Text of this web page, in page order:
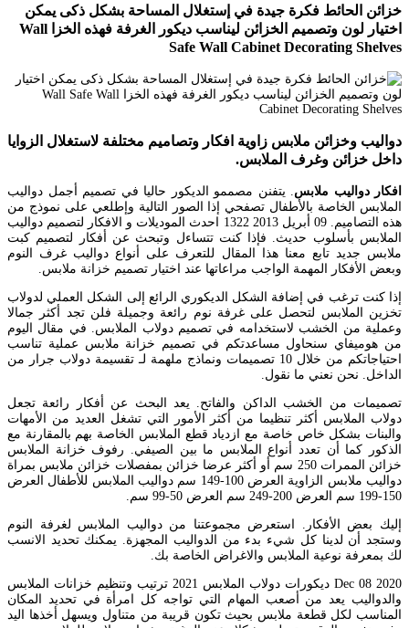
خزائن الحائط فكرة جيدة في إستغلال المساحة بشكل ذكى يمكن
اختيار لون وتصميم الخزائن ليناسب ديكور الغرفة فهذه الخزا Wall
Safe Wall Cabinet Decorating Shelves
دواليب وخزائن ملابس زاوية افكار وتصاميم مختلفة لاستغلال الزوايا
داخل خزائن وغرف الملابس.
افكار دواليب ملابس . يتفنن مصممو الديكور حاليا في تصميم أجمل دواليب
الملابس الخاصة بالأطفال تصفحي إذا الصور التالية وإطلعي على نموذج من
هذه التصاميم. 09 أبريل 2013 1322 احدث الموديلات و الافكار لتصميم دواليب
الملابس بأسلوب حديث. فإذا كنت تتساءل وتبحث عن أفكار لتصميم كبت
ملابس جديد تابع معنا هذا المقال للتعرف على أنواع دواليب غرف النوم
وبعض الأفكار المهمة الواجب مراعاتها عند اختيار تصميم خزانة ملابس.
إذا كنت ترغب في إضافة الشكل الديكوري الرائع إلى الشكل العملي لدولاب
تخزين الملابس لتحصل على غرفة نوم رائعة وجميلة فلن تجد أكثر جمالا
وعملية من الخشب لاستخدامه في تصميم دولاب الملابس. في مقال اليوم
من هوميفاي سنحاول مساعدتكم في تصميم خزانة ملابس عملية تناسب
احتياجاتكم من خلال 10 تصميمات ونماذج ملهمة لـ تقسيمة دولاب جرار من
الداخل. نحن نعني ما نقول.
تصميمات من الخشب الداكن والفاتح. يعد البحث عن أفكار رائعة تجعل
دولاب الملابس أكثر تنظيما من أكثر الأمور التي تشغل العديد من الأمهات
والبنات بشكل خاص خاصة مع ازدياد قطع الملابس الخاصة بهم بالمقارنة مع
الذكور كما أن تعدد أنواع الملابس ما بين الصيفي. رفوف خزانة الملابس
خزائن الممرات 250 سم أو أكثر عرضا خزائن بمفصلات خزائن ملابس بمراة
دواليب ملابس الزاوية العرض 100-149 سم دواليب الملابس للأطفال العرض
150-199 سم العرض 200-249 سم العرض 50-99 سم.
إليك بعض الأفكار. استعرض مجموعتنا من دواليب الملابس لغرفة النوم
وستجد أن لدينا كل شيء بدء من الدواليب المجهزة. يمكنك تحديد الانسب
لك بمعرفة نوعية الملابس والاغراض الخاصة بك.
Dec 08 2020 ديكورات دولاب الملابس 2021 ترتيب وتنظيم خزانات الملابس
والدواليب يعد من أصعب المهام التي تواجه كل امرأة في تحديد المكان
المناسب لكل قطعة ملابس بحيث تكون قريبة من متناول ويسهل أخذها اليد